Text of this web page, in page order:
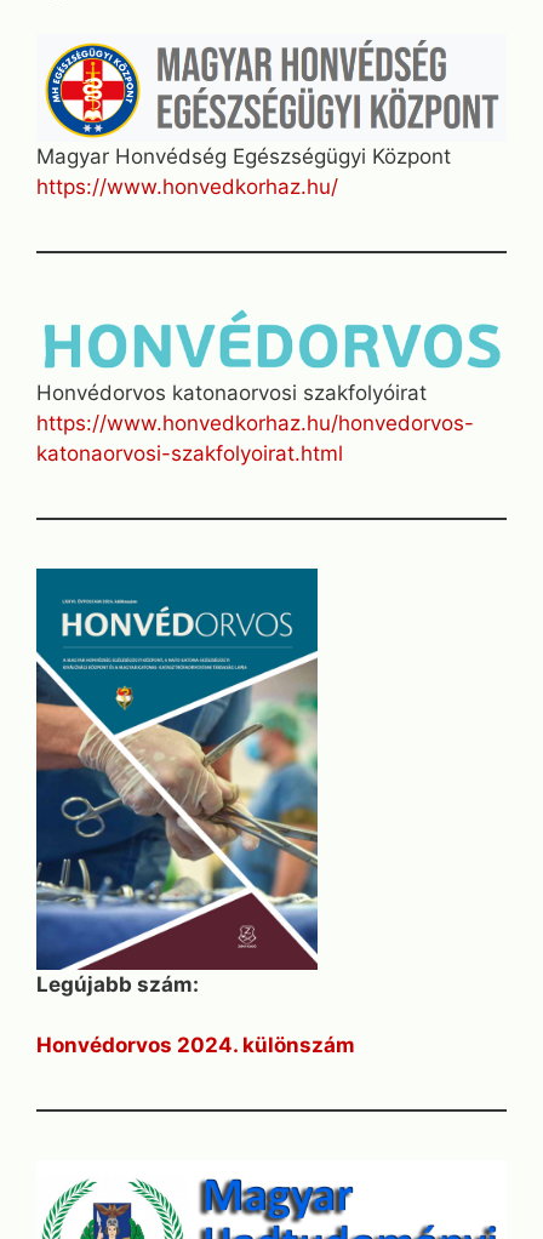
Magyar Honvédség Egészségügyi Központ
https://www.honvedkorhaz.hu/
Honvédorvos katonaorvosi szakfolyóirat
https://www.honvedkorhaz.hu/honvedorvos-
katonaorvosi-szakfolyoirat.html
Legújabb szám:
Honvédorvos 2024. különszám